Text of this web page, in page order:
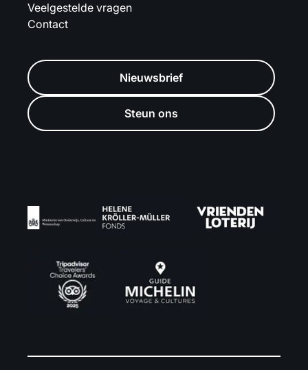
Veelgestelde vragen
Contact
Nieuwsbrief
Steun ons